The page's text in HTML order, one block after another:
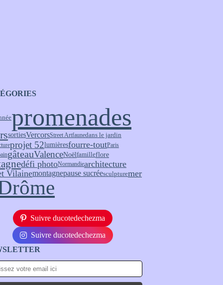
promenades
sortiesVercorsStreet Artfaunedans le jardin
projet 52lumièresfourre-toutParis
gâteauValenceNoëlfamilleflore
défi photoNormandiearchitecture
Vilainemontagnepause sucréesculpturemer
Suivre ducotedechezma
Suivre ducotedechezma